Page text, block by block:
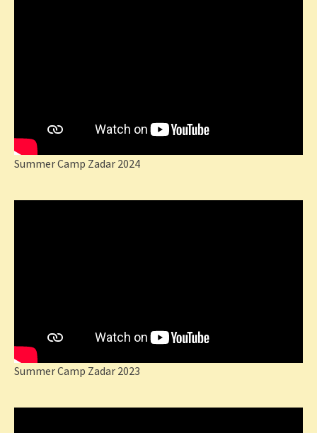
Summer Camp Zadar 2024
Summer Camp Zadar 2023